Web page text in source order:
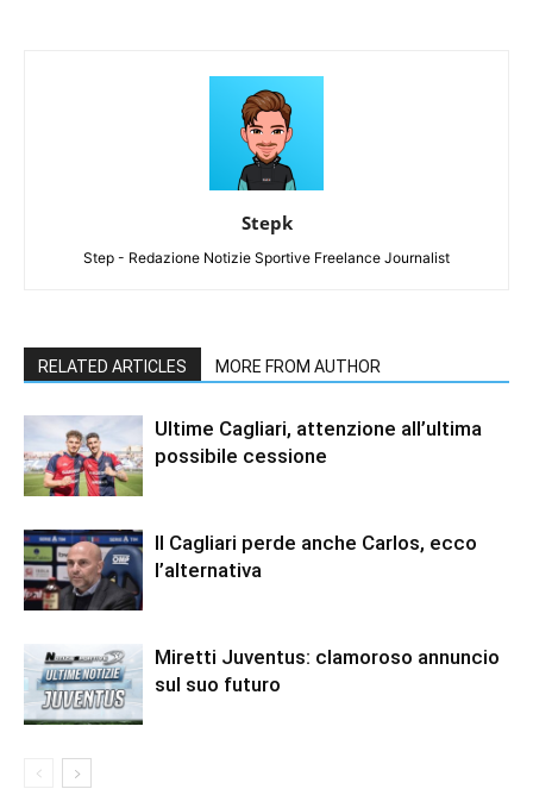
Stepk
Step - Redazione Notizie Sportive Freelance Journalist
RELATED ARTICLES MORE FROM AUTHOR
Ultime Cagliari, attenzione all’ultima
possibile cessione
Il Cagliari perde anche Carlos, ecco
l’alternativa
Miretti Juventus: clamoroso annuncio
sul suo futuro